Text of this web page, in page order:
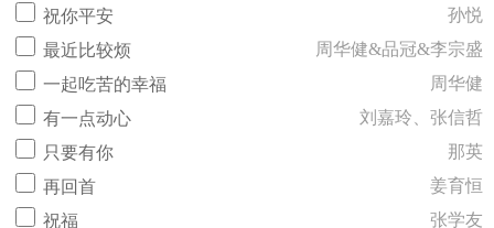
祝你平安
孙悦
最近比较烦
周华健&品冠&李宗盛
一起吃苦的幸福
周华健
有一点动心
刘嘉玲、张信哲
只要有你
那英
再回首
姜育恒
祝福
张学友